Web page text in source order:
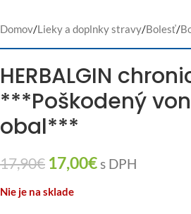
Domov/Lieky a doplnky stravy/Bolesť/
HERBALGIN
***Poškodený
obal***
17,90€ 17,00€s DPH
Nie je na sklade